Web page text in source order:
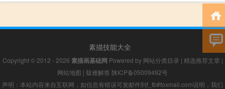
素描技能大全
Copyright © 2012 - 2026 素描画基础网 Powered by 网站分类目录 | 精选推荐文章 |
网站地图 | 疑难解答 陕ICP备05009492号
声明：本站内容来自互联网，如信息有错误可发邮件到f_fb#foxmail.com说明，我们